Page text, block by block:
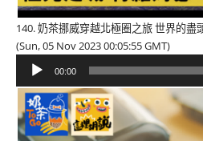
140. 奶茶挪威穿越北極圈之旅 世界的盡
(Sun, 05 Nov 2023 00:05:55 GMT)
播
放
器
00:00